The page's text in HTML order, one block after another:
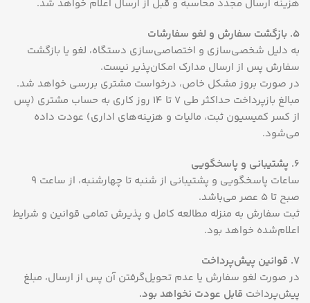
هزینه ارسال مجدد محاسبه و قبل از ارسال اعلام خواهد شد.
5. بازگشت سفارش و لغو سفارشات
به دلیل شخصی‌سازی و اختصاصی‌سازی دستگاه، لغو یا بازگشت
سفارش پس از ارسال مدارک امکان‌پذیر نیست.
در صورت بروز مشکل خاص، درخواست مشتری بررسی خواهد شد.
مبالغ بازپرداخت حداکثر طی ۷ تا ۱۴ روز کاری به حساب مشتری (پس
از کسر کمیسیون ثبت، مالیات و هزینه‌های اداری) عودت داده
می‌شود.
6. پشتیبانی و پاسخگویی
ساعات پاسخگویی و پشتیبانی از شنبه تا چهارشنبه، از ساعت ۹
صبح تا ۵ عصر می‌باشد.
ثبت سفارش به منزله مطالعه کامل و پذیرش تمامی قوانین و شرایط
اعلام‌شده خواهد بود.
7. قوانین پیش‌پرداخت
در صورت لغو سفارش یا عدم تحویل‌گرفتن آن پس از ارسال، مبلغ
پیش‌پرداخت قابل عودت نخواهد بود.